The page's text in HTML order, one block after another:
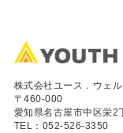
株式会社ユース．ウェ
〒460-000
愛知県名古屋市中区栄
TEL： 052-526-3350